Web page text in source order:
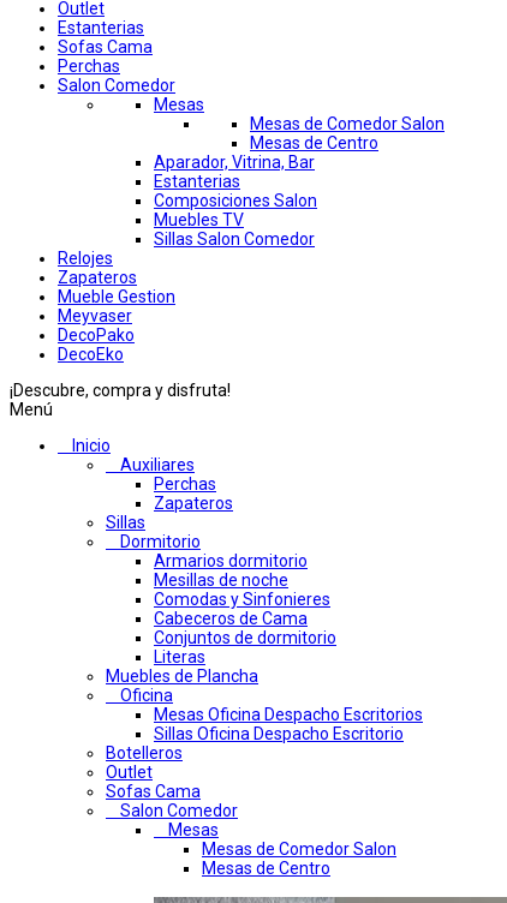
Outlet
Estanterias
Sofas Cama
Perchas
Salon Comedor
Mesas
Mesas de Comedor Salon
Mesas de Centro
Aparador, Vitrina, Bar
Estanterias
Composiciones Salon
Muebles TV
Sillas Salon Comedor
Relojes
Zapateros
Mueble Gestion
Meyvaser
DecoPako
DecoEko
¡Descubre, compra y disfruta!
Menú
Inicio
Auxiliares
Perchas
Zapateros
Sillas
Dormitorio
Armarios dormitorio
Mesillas de noche
Comodas y Sinfonieres
Cabeceros de Cama
Conjuntos de dormitorio
Literas
Muebles de Plancha
Oficina
Mesas Oficina Despacho Escritorios
Sillas Oficina Despacho Escritorio
Botelleros
Outlet
Sofas Cama
Salon Comedor
Mesas
Mesas de Comedor Salon
Mesas de Centro